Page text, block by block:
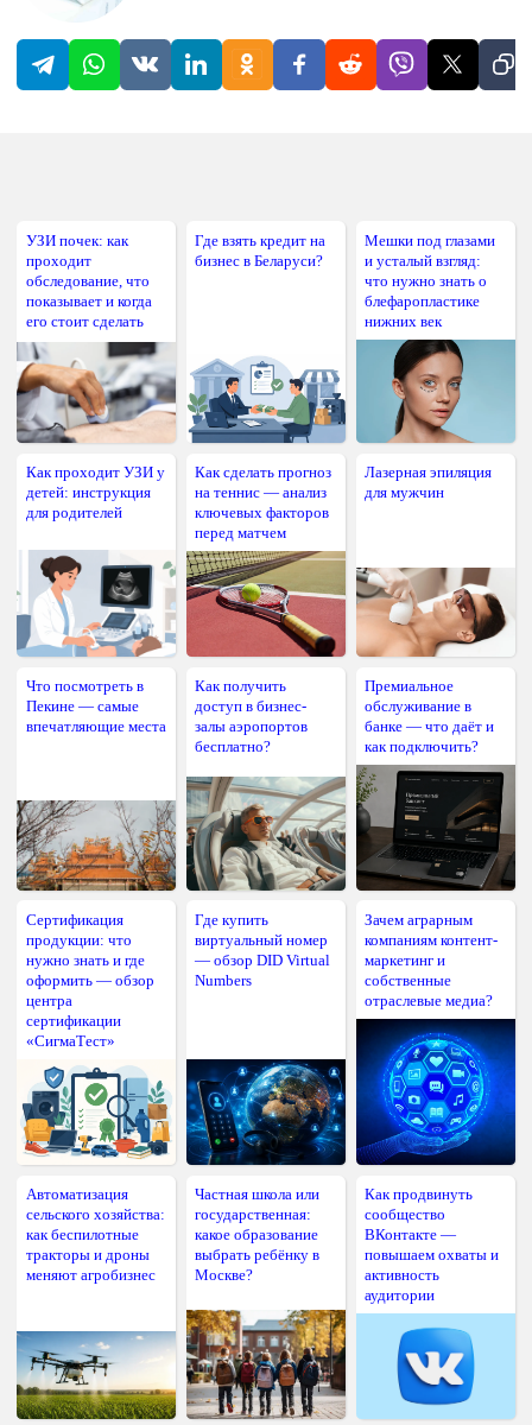
УЗИ почек: как
проходит
обследование, что
показывает и когда
его стоит сделать
Где взять кредит на
бизнес в Беларуси?
Мешки под глазами
и усталый взгляд:
что нужно знать о
блефаропластике
нижних век
Как проходит УЗИ у
детей: инструкция
для родителей
Как сделать прогноз
на теннис — анализ
ключевых факторов
перед матчем
Лазерная эпиляция
для мужчин
Что посмотреть в
Пекине — самые
впечатляющие места
Как получить
доступ в бизнес-
залы аэропортов
бесплатно?
Премиальное
обслуживание в
банке — что даёт и
как подключить?
Сертификация
продукции: что
нужно знать и где
оформить — обзор
центра
сертификации
«СигмаТест»
Где купить
виртуальный номер
— обзор DID Virtual
Numbers
Зачем аграрным
компаниям контент-
маркетинг и
собственные
отраслевые медиа?
Автоматизация
сельского хозяйства:
как беспилотные
тракторы и дроны
меняют агробизнес
Частная школа или
государственная:
какое образование
выбрать ребёнку в
Москве?
Как продвинуть
сообщество
ВКонтакте —
повышаем охваты и
активность
аудитории